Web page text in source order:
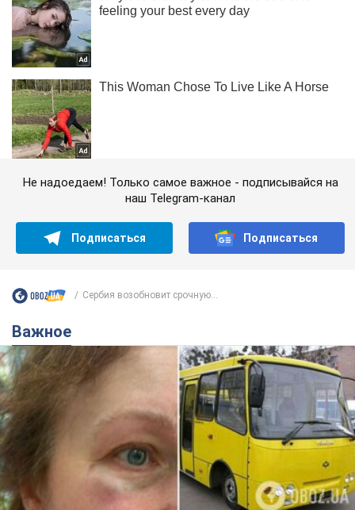
Не надоедаем! Только самое важное - подписывайся на
наш Telegram-канал
Подписаться Подписаться
Сербия возобновит срочную...
Важное